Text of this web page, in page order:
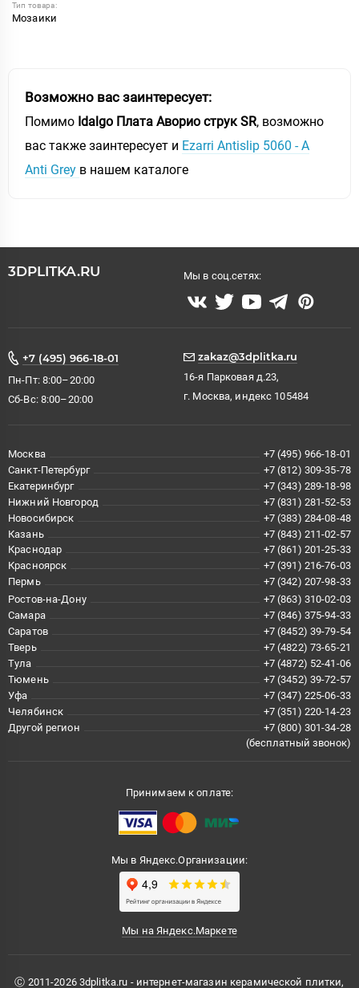
Тип товара:
Мозаики
Возможно вас заинтересует:
Помимо Idalgo Плата Аворио струк SR, возможно
вас также заинтересует и Ezarri Antislip 5060 - A
Anti Grey в нашем каталоге
3DPLITKA.RU Мы в соц.сетях:
+7 (495) 966-18-01
Пн-Пт: 8:00–20:00
Сб-Вс: 8:00–20:00
zakaz@3dplitka.ru
16-я Парковая д.23,
г. Москва, индекс 105484
Москва
+7 (495) 966-18-01
Санкт-Петербург
+7 (812) 309-35-78
Екатеринбург
+7 (343) 289-18-98
Нижний Новгород
+7 (831) 281-52-53
Новосибирск
+7 (383) 284-08-48
Казань
+7 (843) 211-02-57
Краснодар
+7 (861) 201-25-33
Красноярск
+7 (391) 216-76-03
Пермь
+7 (342) 207-98-33
Ростов-на-Дону
+7 (863) 310-02-03
Самара
+7 (846) 375-94-33
Саратов
+7 (8452) 39-79-54
Тверь
+7 (4822) 73-65-21
Тула
+7 (4872) 52-41-06
Тюмень
+7 (3452) 39-72-57
Уфа
+7 (347) 225-06-33
Челябинск
+7 (351) 220-14-23
Другой регион
+7 (800) 301-34-28
(бесплатный звонок)
Принимаем к оплате:
Мы в Яндекс.Организации:
Мы на Яндекс.Маркете
Ⓒ 2011-2026 3dplitka.ru - интернет-магазин керамической плитки,